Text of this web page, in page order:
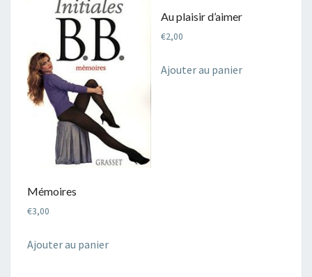
Mémoires
€3,00
Ajouter au panier
Au plaisir d’aimer
€2,00
Ajouter au panier